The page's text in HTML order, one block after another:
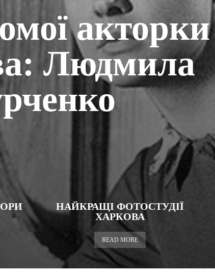
акторки
Людмила
НАЙКРАЩІ ФОТОСТУДІЇ
ХАРКОВА
READ MORE